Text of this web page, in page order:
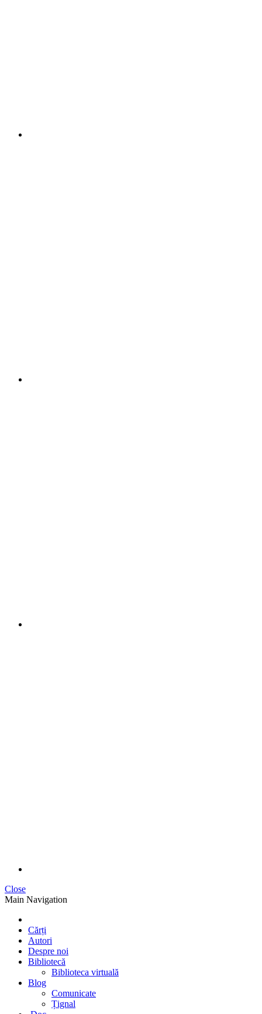
Close
Main Navigation
Cărți
Autori
Despre noi
Bibliotecă
Biblioteca virtuală
Blog
Comunicate
Țignal